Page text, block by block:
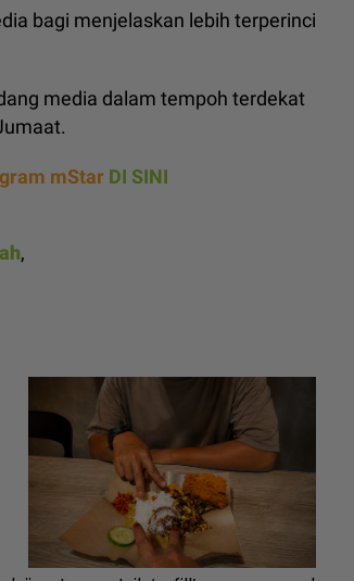
bagi menjelaskan lebih terperinci
media dalam tempoh terdekat
mStar DI SINI
,